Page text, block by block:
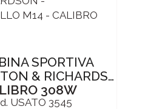
SPORTIVA
& RICHARDSON M14
308W
USATO 3545